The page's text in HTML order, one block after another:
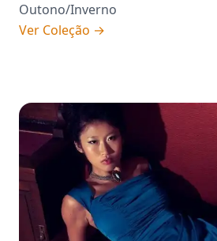
Outono/Inverno
Ver Coleção →